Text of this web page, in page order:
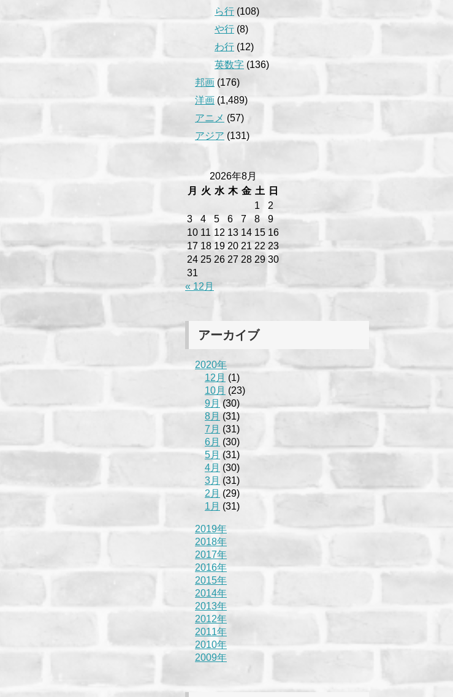
ら行 (108)
や行 (8)
わ行 (12)
英数字 (136)
邦画 (176)
洋画 (1,489)
アニメ (57)
アジア (131)
2026年8月
月
火 水 木 金 土
日
1
2
3
4 5 6 7 8
9
10 11 12 13 14 15 16
17 18 19 20 21 22 23
24 25 26 27 28 29 30
31
« 12月
アーカイブ
2020年
12月 (1)
10月 (23)
9月 (30)
8月 (31)
7月 (31)
6月 (30)
5月 (31)
4月 (30)
3月 (31)
2月 (29)
1月 (31)
2019年
2018年
2017年
2016年
2015年
2014年
2013年
2012年
2011年
2010年
2009年